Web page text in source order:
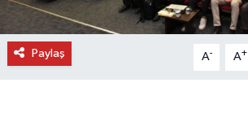
Paylaş A- A+
İnebolu Haberleri